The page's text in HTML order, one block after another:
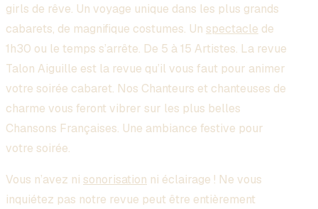
girls de rêve. Un voyage unique dans les plus grands
cabarets, de magnifique costumes. Un spectacle de
1h30 ou le temps s’arrête. De 5 à 15 Artistes. La revue
Talon Aiguille est la revue qu’il vous faut pour animer
votre soirée cabaret. Nos Chanteurs et chanteuses de
charme vous feront vibrer sur les plus belles
Chansons Françaises. Une ambiance festive pour
votre soirée.
Vous n’avez ni sonorisation ni éclairage ! Ne vous
inquiétez pas notre revue peut être entièrement